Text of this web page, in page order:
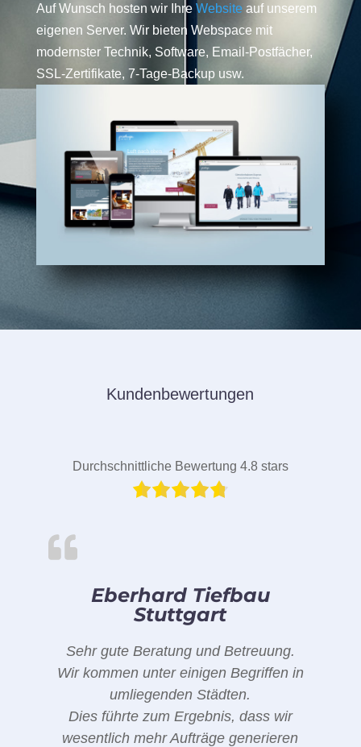
Auf Wunsch hosten wir Ihre Website auf unserem
eigenen Server. Wir bieten Webspace mit
modernster Technik, Software, Email-Postfächer,
SSL-Zertifikate, 7-Tage-Backup usw.
Kundenbewertungen
Durchschnittliche Bewertung 4.8 stars
Eberhard Tiefbau
Stuttgart
Sehr gute Beratung und Betreuung.
Wir kommen unter einigen Begriffen in
umliegenden Städten.
Dies führte zum Ergebnis, dass wir
wesentlich mehr Aufträge generieren